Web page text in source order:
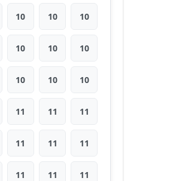
10 10 10
10 10 10
10 10 10
11 11 11
11 11 11
11 11 11